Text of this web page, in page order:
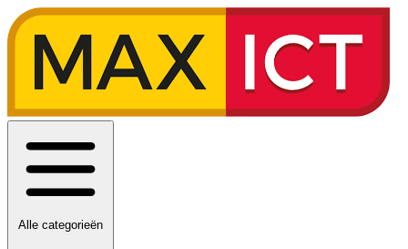
Alle categorieën